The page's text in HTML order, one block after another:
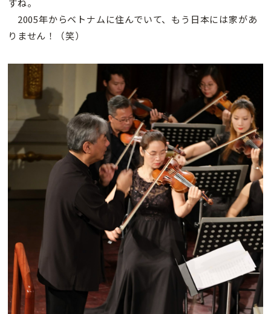
すね。
2005年からベトナムに住んでいて、もう日本には家があ
りません！（笑）